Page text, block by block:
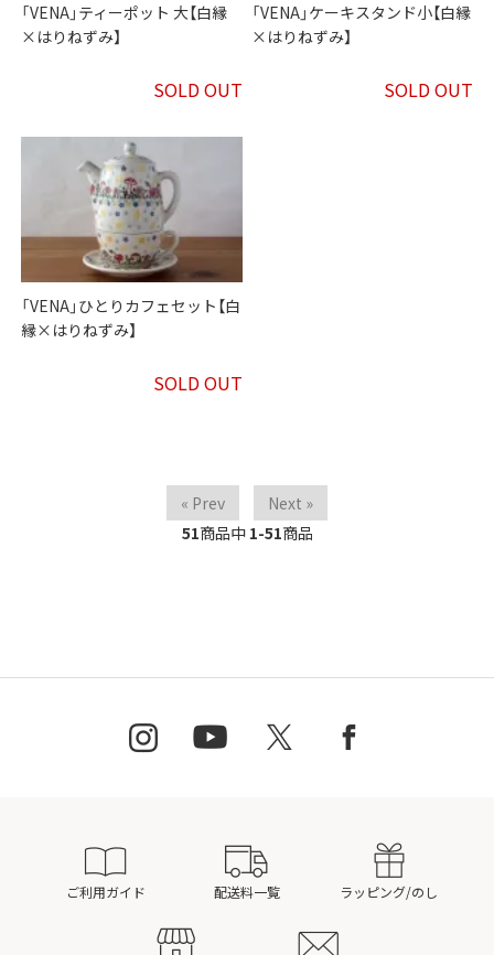
「VENA」ティーポット 大【白縁
×はりねずみ】
SOLD OUT
「VENA」ケーキスタンド小【白縁
×はりねずみ】
SOLD OUT
「VENA」ひとりカフェセット【白
縁×はりねずみ】
SOLD OUT
« Prev
Next »
51商品中 1-51商品
ご利用ガイド 配送料一覧 ラッピング/のし